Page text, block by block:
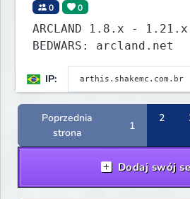
0 0
ARCLAND 1.8.x - 1.21.x Lançamento
BEDWARS: arcland.net
IP:
Poprzednia
strona
1
2
Dodaj swój